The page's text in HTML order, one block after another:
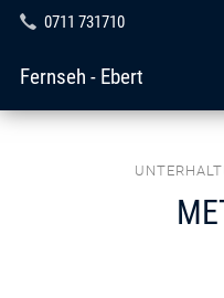
0711 731710
Fernseh - Ebert